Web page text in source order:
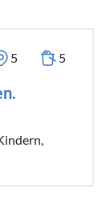
5 5